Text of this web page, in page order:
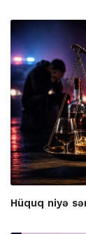
Hüquq niyə